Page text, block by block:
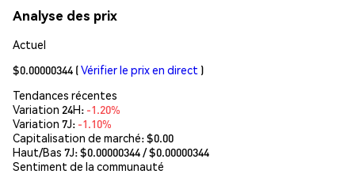
Analyse des prix
Actuel
$0.00000344 (Vérifier le prix en direct )
Tendances récentes
Variation 24H: -1.20%
Variation 7J: -1.10%
Capitalisation de marché:$0.00
Haut/Bas 7J: $0.00000344/ $0.00000344
Sentiment de la communauté